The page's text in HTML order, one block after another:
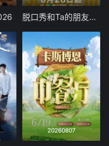
脱口秀和Ta的朋友们 第三季
20260807